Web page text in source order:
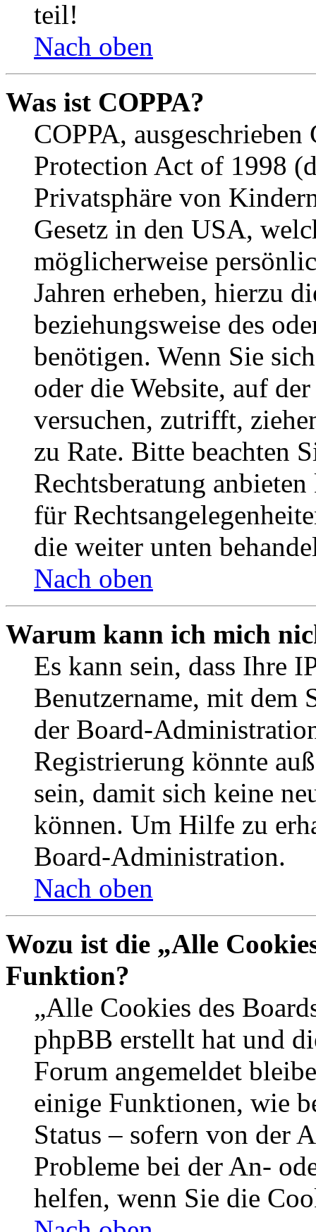
teil!
Nach oben
Was ist COPPA?
COPPA,
Protection Act of 1998
Privatsphäre von
Gesetz in den USA,
möglicherweise
Jahren erheben, hierzu
beziehungsweise des
benötigen. Wenn Sie
oder die Website, auf
versuchen, zutrifft,
zu Rate. Bitte beachten
Rechtsberatung
für
die weiter unten
Nach oben
Warum kann ich mich
Es kann sein, dass Ihre
Benutzername, mit dem
der Board-
Registrierung könnte
sein, damit sich keine
können. Um Hilfe zu
Board-Administration.
Nach oben
Wozu ist die „Alle
Funktion?
„Alle Cookies des
phpBB erstellt hat und
Forum angemeldet
einige Funktionen, wie
Status – sofern von der
Probleme bei der An-
helfen, wenn Sie die